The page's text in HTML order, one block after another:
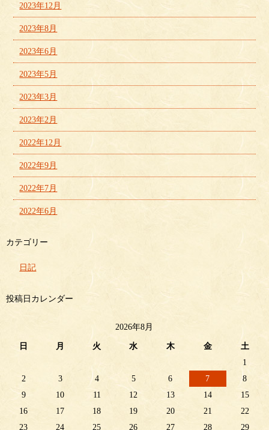
2023年12月
2023年8月
2023年6月
2023年5月
2023年3月
2023年2月
2022年12月
2022年9月
2022年7月
2022年6月
カテゴリー
日記
投稿日カレンダー
2026年8月
日 月 火 水 木 金
土
1
2
3 4 5 6 7
8
9
10 11 12 13 14
15
16
17 18 19 20 21
22
23
24 25 26 27 28 29